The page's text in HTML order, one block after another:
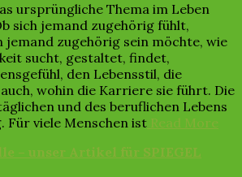
ursprüngliche Thema im Leben
sich jemand zugehörig fühlt,
jemand zugehörig sein möchte, wie
sucht, gestaltet, findet,
den Lebensstil, die
wohin die Karriere sie führt. Die
und des beruflichen Lebens
Für viele Menschen ist Read More
– unser Artikel für SPIEGEL